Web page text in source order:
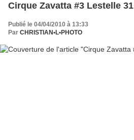
Cirque Zavatta #3 Lestelle 31
Publié le 04/04/2010 à 13:33
Par CHRISTIAN•L•PHOTO